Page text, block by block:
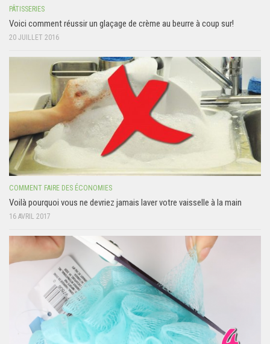
PÂTISSERIES
Voici comment réussir un glaçage de crème au beurre à coup sur!
20 JUILLET 2016
COMMENT FAIRE DES ÉCONOMIES
Voilà pourquoi vous ne devriez jamais laver votre vaisselle à la main
16 AVRIL 2017